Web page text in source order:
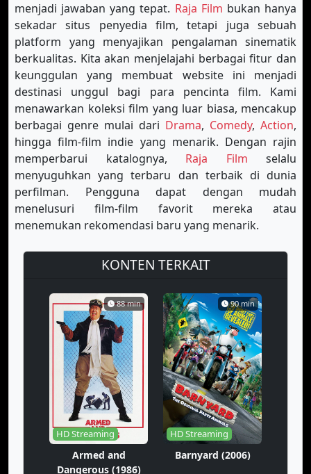
menjadi jawaban yang tepat. Raja Film bukan hanya
sekadar situs penyedia film, tetapi juga sebuah
platform yang menyajikan pengalaman sinematik
berkualitas. Kita akan menjelajahi berbagai fitur dan
keunggulan yang membuat website ini menjadi
destinasi unggul bagi para pencinta film. Kami
menawarkan koleksi film yang luar biasa, mencakup
berbagai genre mulai dari Drama, Comedy, Action,
hingga film-film indie yang menarik. Dengan rajin
memperbarui katalognya, Raja Film selalu
menyuguhkan yang terbaru dan terbaik di dunia
perfilman. Pengguna dapat dengan mudah
menelusuri film-film favorit mereka atau
menemukan rekomendasi baru yang menarik.
KONTEN TERKAIT
88 min
HD Streaming
Armed and
Dangerous (1986)
90 min
HD Streaming
Barnyard (2006)